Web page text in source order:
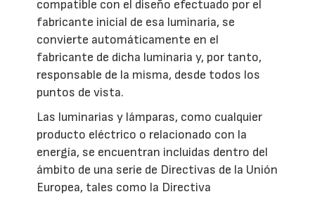
compatible con el diseño efectuado por el
fabricante inicial de esa luminaria, se
convierte automáticamente en el
fabricante de dicha luminaria y, por tanto,
responsable de la misma, desde todos los
puntos de vista.
Las luminarias y lámparas, como cualquier
producto eléctrico o relacionado con la
energía, se encuentran incluidas dentro del
ámbito de una serie de Directivas de la Unión
Europea, tales como la Directiva